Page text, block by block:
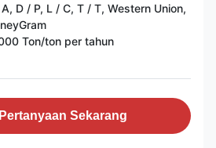
D / P, L / C, T / T, Western Union,
Ton/ton per tahun
Sekarang